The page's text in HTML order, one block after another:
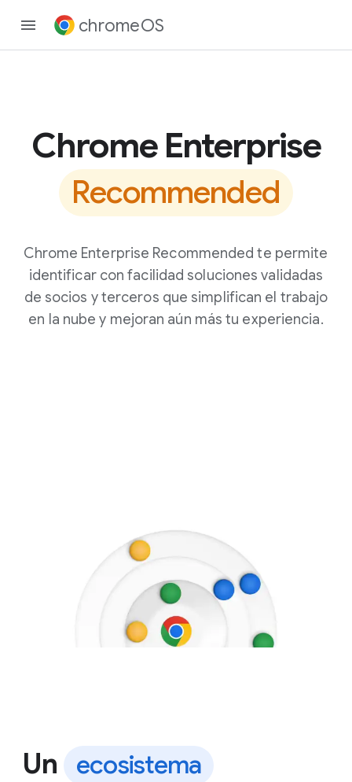
chromeOS
Chrome Enterprise
Recommended
Chrome Enterprise Recommended te permite
identificar con facilidad soluciones validadas
de socios y terceros que simplifican el trabajo
en la nube y mejoran aún más tu experiencia.
Un ecosistema